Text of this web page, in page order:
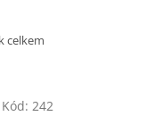
celkem
Kód: 242